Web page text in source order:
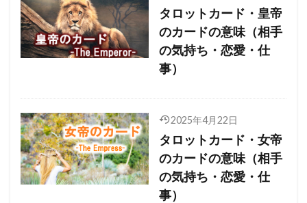
タロットカード・皇帝
のカードの意味（相手
の気持ち・恋愛・仕
事）
2025年4月22日
タロットカード・女帝
のカードの意味（相手
の気持ち・恋愛・仕
事）